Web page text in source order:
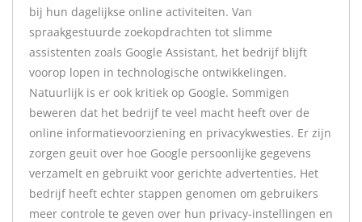
bij hun dagelijkse online activiteiten. Van
spraakgestuurde zoekopdrachten tot slimme
assistenten zoals Google Assistant, het bedrijf blijft
voorop lopen in technologische ontwikkelingen.
Natuurlijk is er ook kritiek op Google. Sommigen
beweren dat het bedrijf te veel macht heeft over de
online informatievoorziening en privacykwesties. Er zijn
zorgen geuit over hoe Google persoonlijke gegevens
verzamelt en gebruikt voor gerichte advertenties. Het
bedrijf heeft echter stappen genomen om gebruikers
meer controle te geven over hun privacy-instellingen en